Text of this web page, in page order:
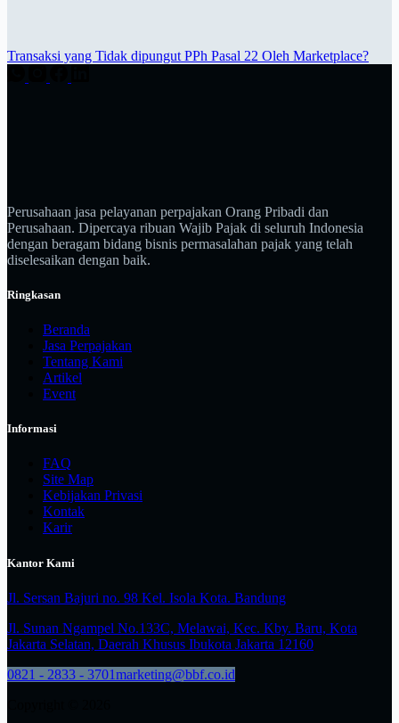
Transaksi yang Tidak dipungut PPh Pasal 22 Oleh Marketplace?
Perusahaan jasa pelayanan perpajakan Orang Pribadi dan
Perusahaan. Dipercaya ribuan Wajib Pajak di seluruh Indonesia
dengan beragam bidang bisnis permasalahan pajak yang telah
diselesaikan dengan baik.
Ringkasan
Beranda
Jasa Perpajakan
Tentang Kami
Artikel
Event
Informasi
FAQ
Site Map
Kebijakan Privasi
Kontak
Karir
Kantor Kami
Jl. Sersan Bajuri no. 98 Kel. Isola Kota. Bandung
Jl. Sunan Ngampel No.133C, Melawai, Kec. Kby. Baru, Kota
Jakarta Selatan, Daerah Khusus Ibukota Jakarta 12160
0821 - 2833 - 3701marketing@bbf.co.id